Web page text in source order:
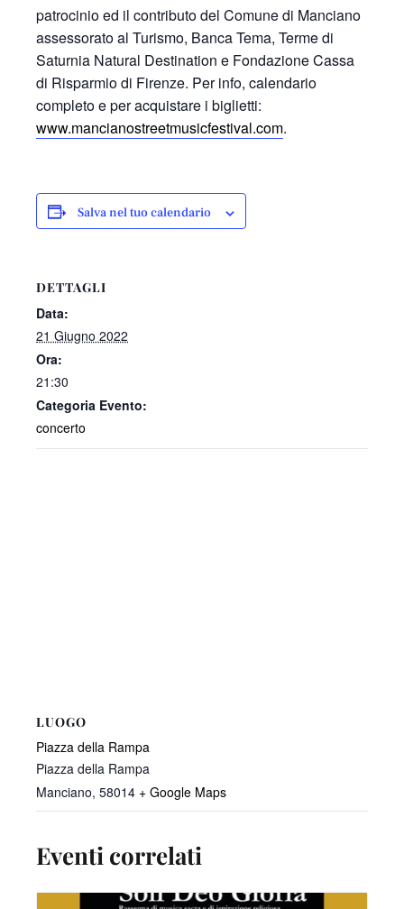
patrocinio ed il contributo del Comune di Manciano
assessorato al Turismo, Banca Tema, Terme di
Saturnia Natural Destination e Fondazione Cassa
di Risparmio di Firenze. Per info, calendario
completo e per acquistare i biglietti:
www.mancianostreetmusicfestival.com.
Salva nel tuo calendario
DETTAGLI
Data:
21 Giugno 2022
Ora:
21:30
Categoria Evento:
concerto
LUOGO
Piazza della Rampa
Piazza della Rampa
Manciano, 58014 + Google Maps
Eventi correlati